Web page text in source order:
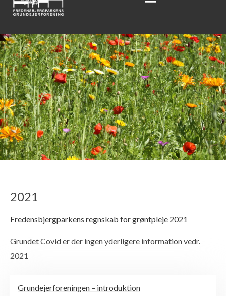
Grundejerforeningen – introduktion
2021
Fredensbjergparkens regnskab for grøntpleje 2021
Grundet Covid er der ingen yderligere information vedr.
2021